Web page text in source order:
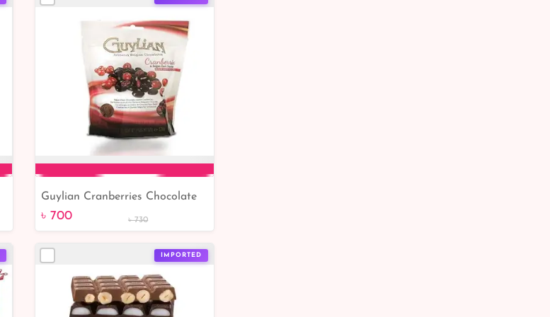
Add to Cart
Guylian Cranberries Chocolate
150gm
৳ 700 ৳ 730
IMPORTED